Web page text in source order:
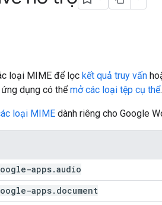
loại MIME để lọc kết quả truy vấn
dụng có thểmở các loại tệp cụ thể.
loại MIME dành riêng cho Google
apps.audio
apps. document